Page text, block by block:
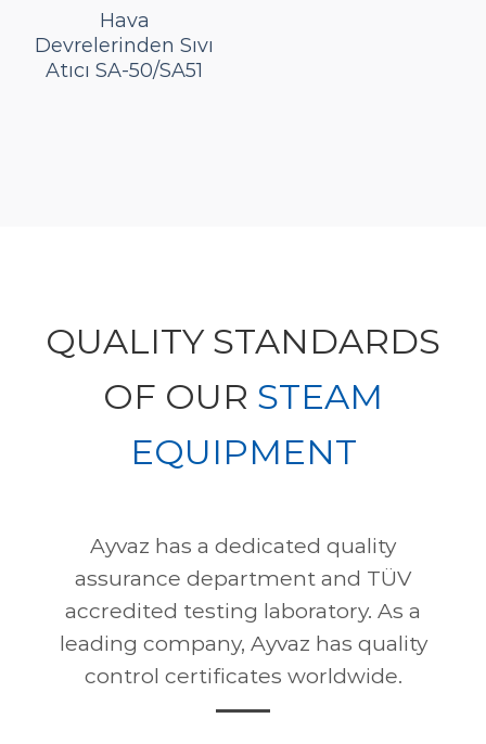
Hava
Devrelerinden Sıvı
Atıcı SA-50/SA51
QUALITY STANDARDS
OF OUR STEAM
EQUIPMENT
Ayvaz has a dedicated quality
assurance department and TÜV
accredited testing laboratory. As a
leading company, Ayvaz has quality
control certificates worldwide.